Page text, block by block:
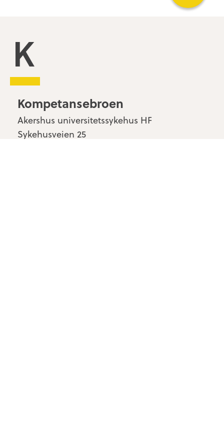
Kompetansebroen
Kompetansebroen
Akershus universitetssykehus HF
Sykehusveien 25